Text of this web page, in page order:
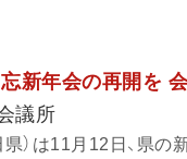
新年会の再開を
議所
）は11月12日、県の